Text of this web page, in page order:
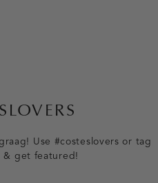
Use #costeslovers or tag
& get featured!